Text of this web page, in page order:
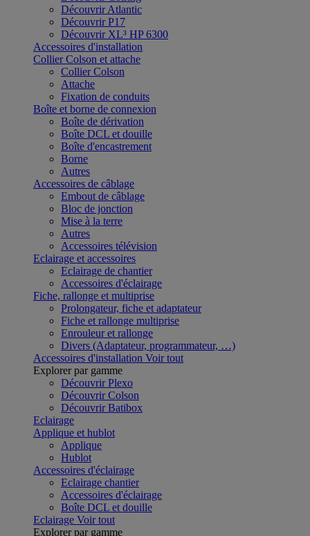
Découvrir Atlantic
Découvrir P17
Découvrir XL³ HP 6300
Accessoires d'installation
Collier Colson et attache
Collier Colson
Attache
Fixation de conduits
Boîte et borne de connexion
Boîte de dérivation
Boîte DCL et douille
Boîte d'encastrement
Borne
Autres
Accessoires de câblage
Embout de câblage
Bloc de jonction
Mise à la terre
Autres
Accessoires télévision
Eclairage et accessoires
Eclairage de chantier
Accessoires d'éclairage
Fiche, rallonge et multiprise
Prolongateur, fiche et adaptateur
Fiche et rallonge multiprise
Enrouleur et rallonge
Divers (Adaptateur, programmateur, …)
Accessoires d'installation Voir tout
Explorer par gamme
Découvrir Plexo
Découvrir Colson
Découvrir Batibox
Eclairage
Applique et hublot
Applique
Hublot
Accessoires d'éclairage
Eclairage chantier
Accessoires d'éclairage
Boîte DCL et douille
Eclairage Voir tout
Explorer par gamme